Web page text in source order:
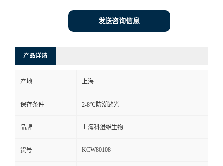
发送咨询信息
产品详请
产地 上海
保存条件 2-8℃防潮避光
品牌 上海科澄维生物
货号 KCW80108